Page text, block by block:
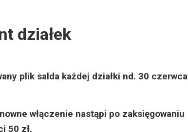
działek
plik salda każdej działki nd. 30 czerwca
włączenie nastąpi po zaksięgowaniu
50 zł.